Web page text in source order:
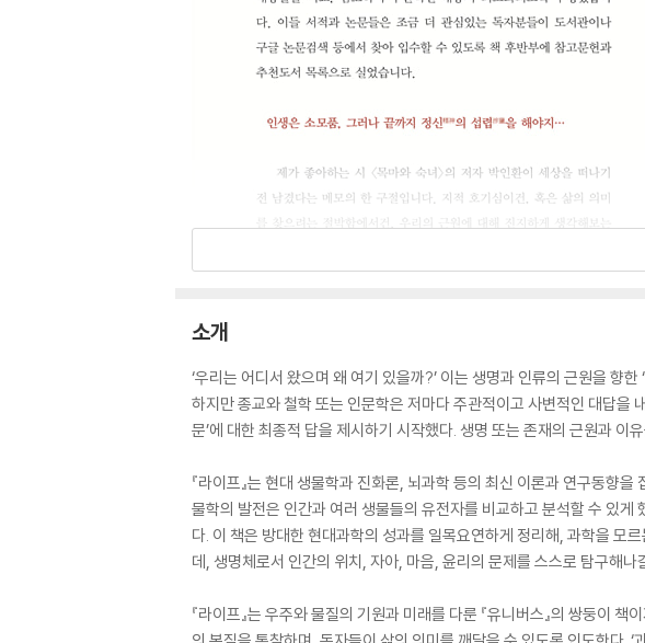
소개
‘우리는 어디서 왔으며 왜 여기 있을까?’ 이는 생명과 인류의 근원을 향
하지만 종교와 철학 또는 인문학은 저마다 주관적이고 사변적인 대답을
문’에 대한 최종적 답을 제시하기 시작했다. 생명 또는 존재의 근원과 이
『라이프』는 현대 생물학과 진화론, 뇌과학 등의 최신 이론과 연구동향
물학의 발전은 인간과 여러 생물들의 유전자를 비교하고 분석할 수 있
다. 이 책은 방대한 현대과학의 성과를 일목요연하게 정리해, 과학을 모
데, 생명체로서 인간의 위치, 자아, 마음, 윤리의 문제를 스스로 탐구해나
『라이프』는 우주와 물질의 기원과 미래를 다룬 『유니버스』의 쌍둥이